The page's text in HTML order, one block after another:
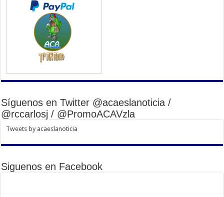
Síguenos en Twitter @acaeslanoticia /
@rccarlosj / @PromoACAVzla
Tweets by acaeslanoticia
Siguenos en Facebook